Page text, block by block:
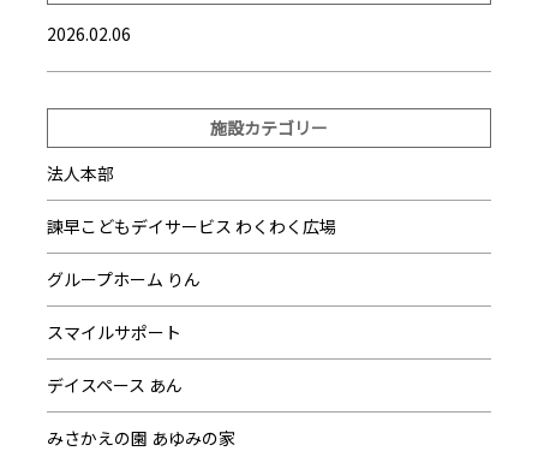
2026.02.06
施設カテゴリー
法人本部
諫早こどもデイサービス わくわく広場
グループホーム りん
スマイルサポート
デイスペース あん
みさかえの園 あゆみの家